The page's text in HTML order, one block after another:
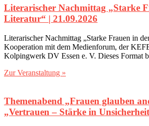
Literarischer Nachmittag ‎„‎Starke
Literatur‎“‎ | 21.09.2026
Literarischer Nachmittag „Starke Frauen in
Kooperation mit dem Medienforum, der
Kolpingwerk DV Essen e. V. Dieses Format
Zur Veranstaltung »
Themenabend „Frauen glauben
„Vertrauen – Stärke in